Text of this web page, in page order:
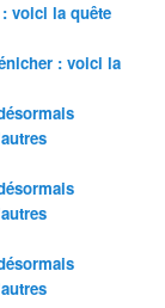
voici la quête
: voici la